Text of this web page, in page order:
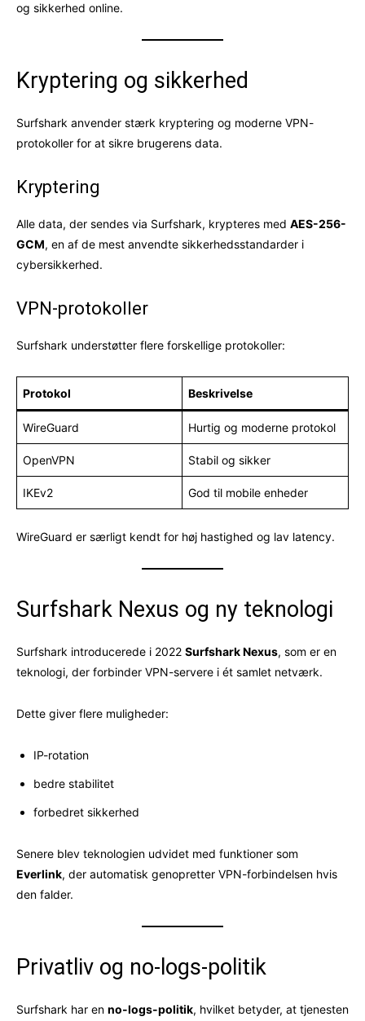
og sikkerhed online.
Kryptering og sikkerhed
Surfshark anvender stærk kryptering og moderne VPN-
protokoller for at sikre brugerens data.
Kryptering
Alle data, der sendes via Surfshark, krypteres med AES-256-
GCM, en af de mest anvendte sikkerhedsstandarder i
cybersikkerhed.
VPN-protokoller
Surfshark understøtter flere forskellige protokoller:
Protokol Beskrivelse
WireGuard Hurtig og moderne protokol
OpenVPN Stabil og sikker
IKEv2 God til mobile enheder
WireGuard er særligt kendt for høj hastighed og lav latency.
Surfshark Nexus og ny teknologi
Surfshark introducerede i 2022 Surfshark Nexus, som er en
teknologi, der forbinder VPN-servere i ét samlet netværk.
Dette giver flere muligheder:
IP-rotation
bedre stabilitet
forbedret sikkerhed
Senere blev teknologien udvidet med funktioner som
Everlink, der automatisk genopretter VPN-forbindelsen hvis
den falder.
Privatliv og no-logs-politik
Surfshark har en no-logs-politik, hvilket betyder, at tjenesten